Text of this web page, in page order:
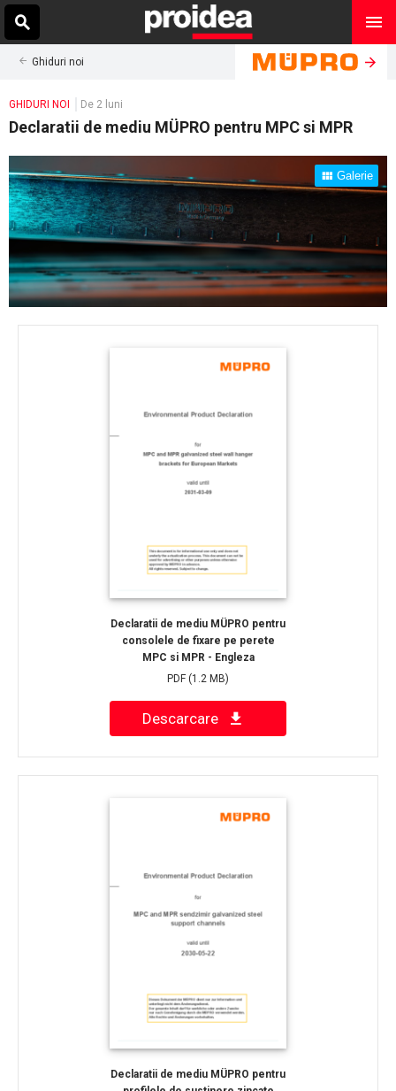
Ghiduri noi
GHIDURI NOI De 2 luni
Declaratii de mediu MÜPRO pentru MPC si MPR
Galerie
Declaratii de mediu MÜPRO pentru
consolele de fixare pe perete
MPC si MPR - Engleza
PDF (1.2 MB)
Descarcare
Declaratii de mediu MÜPRO pentru